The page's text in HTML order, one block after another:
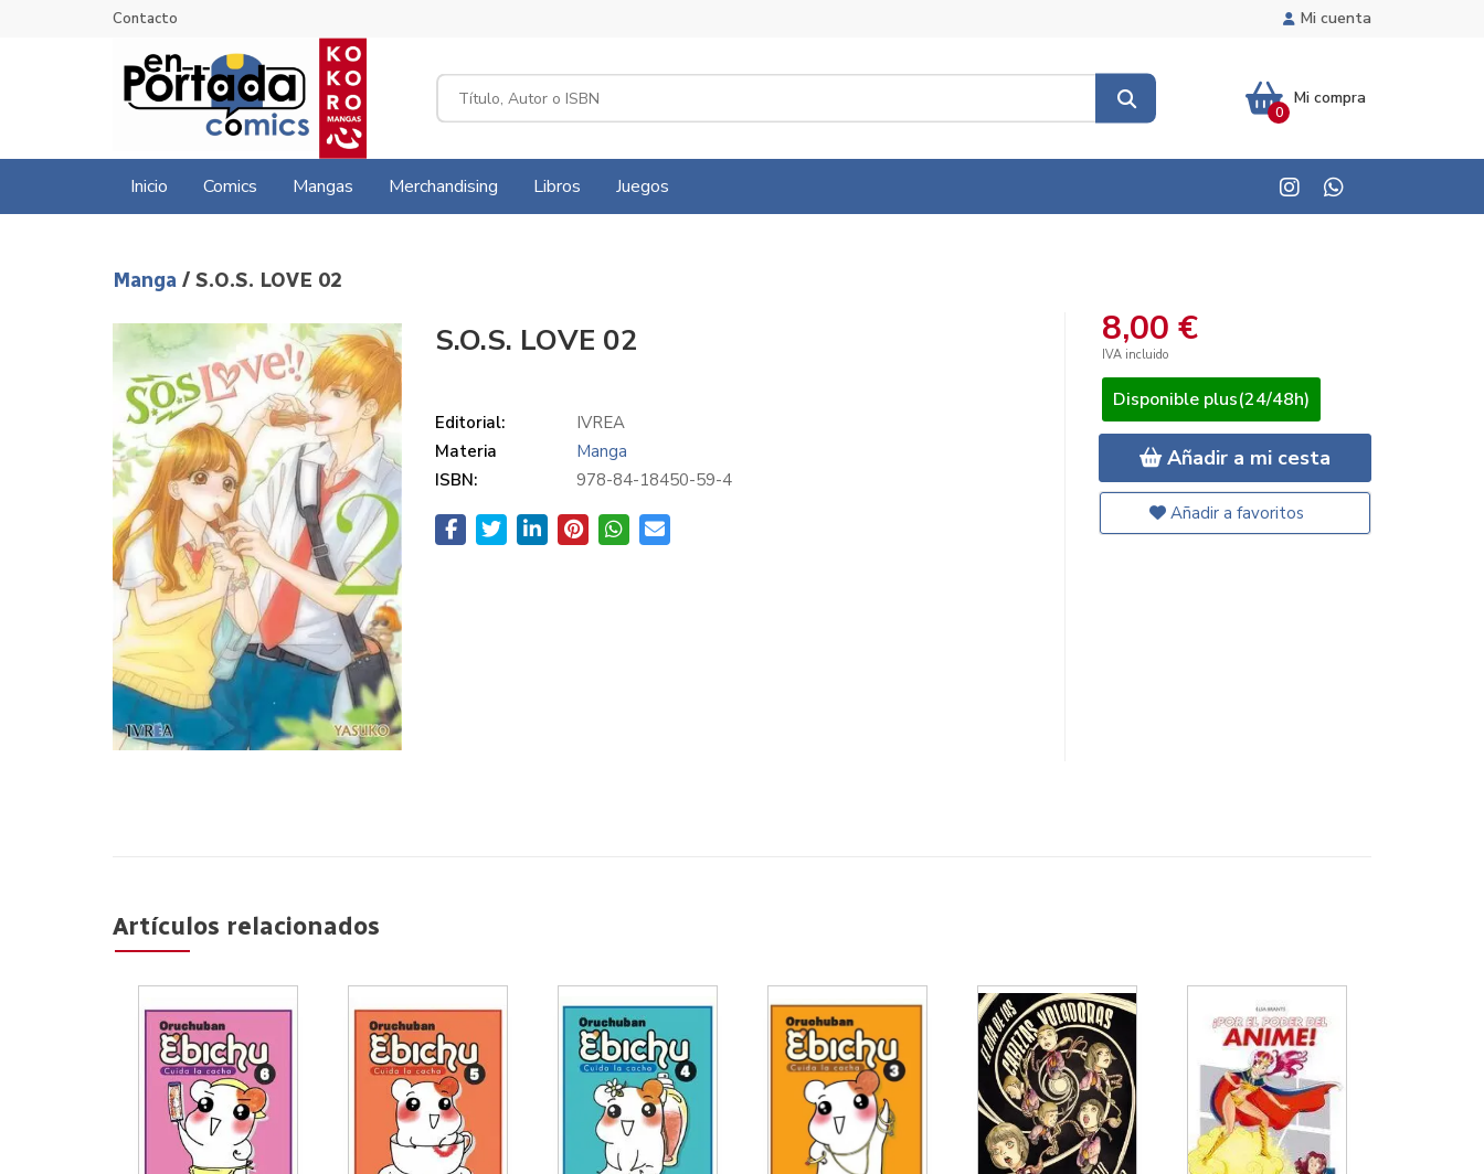
Mi cuenta
Contacto
Mi compra
0
Inicio Comics Mangas Merchandising Libros Juegos
Manga / S.O.S. LOVE 02
S.O.S. LOVE 02
Editorial:
IVREA
Materia
Manga
ISBN:
978-84-18450-59-4
8,00 €
IVA incluido
Disponible plus(24/48h)
Añadir a mi cesta
Añadir a favoritos
Artículos relacionados